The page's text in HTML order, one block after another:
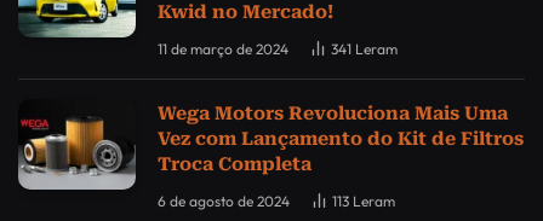
Kwid no Mercado!
11 de março de 2024 341 Leram
Wega Motors Revoluciona Mais Uma
Vez com Lançamento do Kit de Filtros
Troca Completa
6 de agosto de 2024 113 Leram